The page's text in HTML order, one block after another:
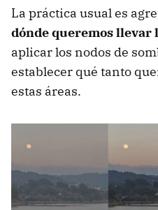
La práctica usual es
dónde queremos llevar
aplicar los nodos de
establecer qué tanto
estas áreas.